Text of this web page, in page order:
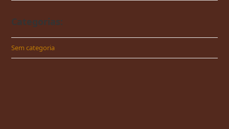
Categorias:
Sem categoria